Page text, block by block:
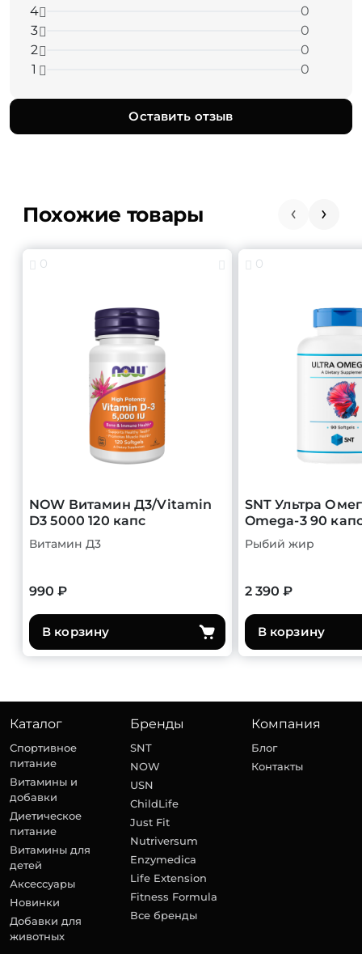
4
0
3
0
2
0
1
0
Оставить отзыв
Похожие товары
0
NOW Витамин Д3/Vitamin
D3 5000 120 капс
Витамин Д3
990 ₽
В корзину
0
SNT Ультра
Omega-3 90
Рыбий жир
2 390 ₽
В корзину
Каталог
Спортивное
питание
Витамины и
добавки
Диетическое
питание
Витамины для
детей
Аксессуары
Новинки
Добавки для
животных
Бренды
SNT
NOW
USN
ChildLife
Just Fit
Nutriversum
Enzymedica
Life Extension
Fitness Formula
Все бренды
Компания
Блог
Контакты